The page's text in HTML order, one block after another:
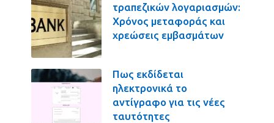
τραπεζικών λογαριασμών:
Χρόνος μεταφοράς και
χρεώσεις εμβασμάτων
Πως εκδίδεται
ηλεκτρονικά το
αντίγραφο για τις νέες
ταυτότητες